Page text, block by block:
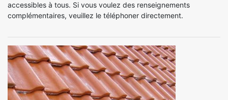
accessibles à tous. Si vous voulez des renseignements
complémentaires, veuillez le téléphoner directement.